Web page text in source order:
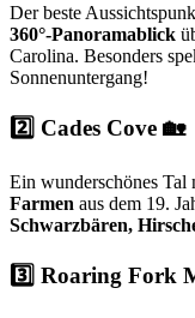
Der beste
360°-Panoramablick
Carolina. Besonders
Sonnenuntergang!
2️⃣ Cades Cove 🏡
Ein wunderschönes Tal
Farmen aus dem 19.
Schwarzbären,
3️⃣ Roaring Fork